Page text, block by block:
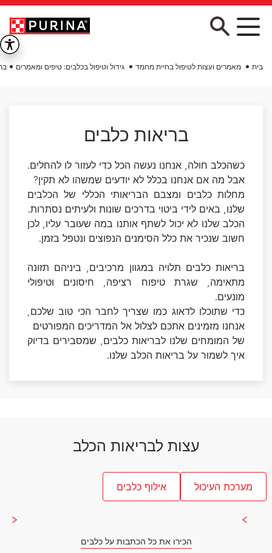
Skip to main content
בית מאמרים ועצות לטיפול בחיית מחמד גידול וטיפול בכלבים: טיפים ומאמרים
בריאות כלבים
כשהכלב חולה, אנחנו נעשה הכל כדי לעזור לו להחלים.
אבל מה אם אנחנו בכלל לא יודעים שמשהו לא תקין?
מחלות כלבים ומצבם הבריאותי הכללי של הכלבים
שלנו, באים לידי ביטוי בדרכים שונות ולעיתים נסתרות.
הכלב שלנו לא יכול לשתף אותנו במה שעובר עליו, לכן
חשוב שנכיר את כלל הסימנים הנפוצים ונטפל בזמן.
בריאות כלבים תלויה במגוון מרכיבים, ביניהם תזונה
מתאימה, שגרת טיפוח רציפה, חיסונים וטיפולי
מונעים.
כדי שתוכלו לדאוג כמו שצריך לחבר הכי טוב שלכם,
אנחנו מזמינים אתכם לצלול אל המדריכים המפורטים
של המומחים שלנו לבריאות כלבים, שמסבירים בדיוק
איך לשמור על בריאות הכלב שלנו.
עצות לבריאות הכלב
מערכת העיכול אילוף כלבים
הכירו את כל הכתבות על כלבים